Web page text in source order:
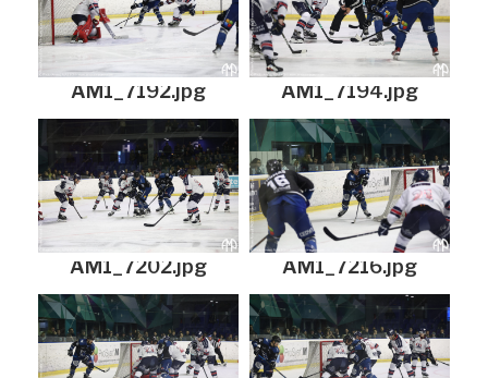
AM1_7192.jpg AM1_7194.jpg
AM1_7202.jpg AM1_7216.jpg